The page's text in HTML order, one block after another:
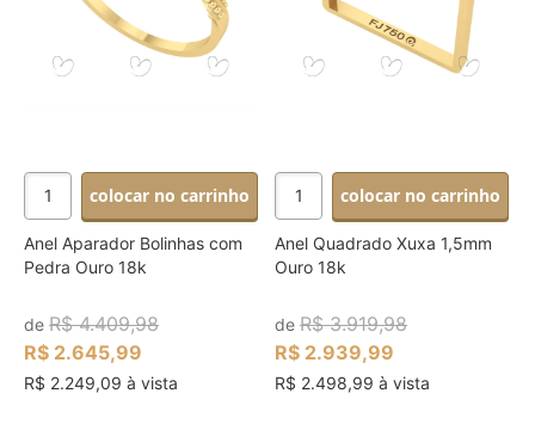
colocar no carrinho
Anel Aparador Bolinhas com
Pedra Ouro 18k
de R$ 4.409,98
R$ 2.645,99
R$ 2.249,09 à vista
colocar no carrinho
Anel Quadrado Xuxa 1,5mm
Ouro 18k
deR$ 3.919,98
R$ 2.939,99
R$ 2.498,99 à vista